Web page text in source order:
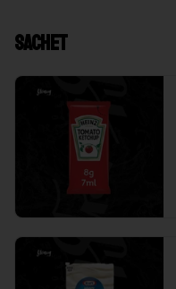
Sachet